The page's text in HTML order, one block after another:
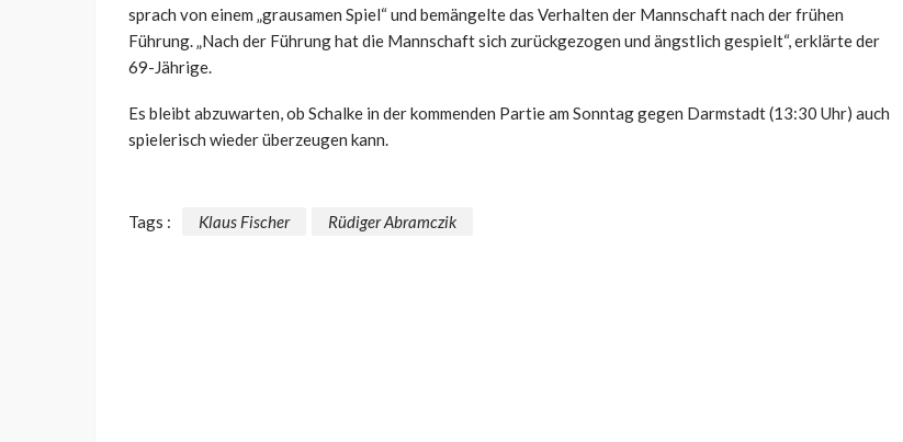
sprach von einem „grausamen Spiel“ und bemängelte das Verhalten der Mannschaft nach der frühen
Führung. „Nach der Führung hat die Mannschaft sich zurückgezogen und ängstlich gespielt“, erklärte der
69-Jährige.
Es bleibt abzuwarten, ob Schalke in der kommenden Partie am Sonntag gegen Darmstadt (13:30 Uhr) auch
spielerisch wieder überzeugen kann.
Tags : Klaus Fischer Rüdiger Abramczik